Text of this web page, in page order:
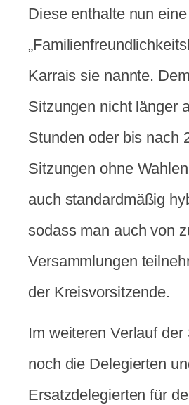
Diese enthalte nun eine
Karrais sie nannte.
Sitzungen nicht länger
Stunden oder bis nach
Sitzungen ohne
auch standardmäßig
sodass man auch von
Versammlungen
der Kreisvorsitzende.
Im weiteren Verlauf
noch die Delegierten
Ersatzdelegierten für